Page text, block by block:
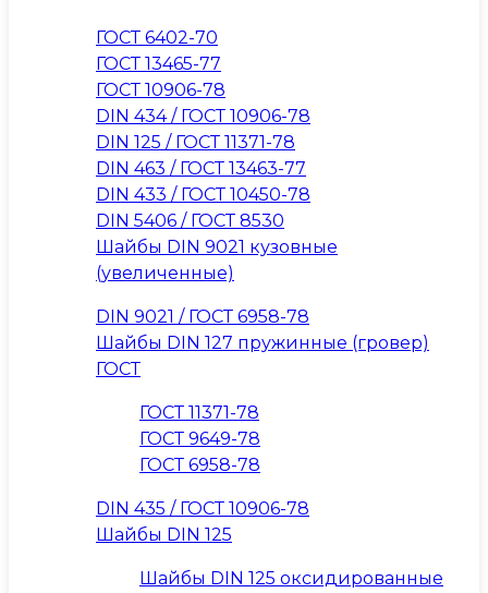
ГОСТ 6402-70
ГОСТ 13465-77
ГОСТ 10906-78
DIN 434 / ГОСТ 10906-78
DIN 125 / ГОСТ 11371-78
DIN 463 / ГОСТ 13463-77
DIN 433 / ГОСТ 10450-78
DIN 5406 / ГОСТ 8530
Шайбы DIN 9021 кузовные
(увеличенные)
DIN 9021 / ГОСТ 6958-78
Шайбы DIN 127 пружинные (гровер)
ГОСТ
ГОСТ 11371-78
ГОСТ 9649-78
ГОСТ 6958-78
DIN 435 / ГОСТ 10906-78
Шайбы DIN 125
Шайбы DIN 125 оксидированные